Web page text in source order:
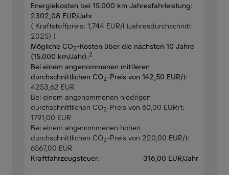
Energiekosten bei 15.000 km Jahresfahrleistung:
2302,08 EUR/Jahr
( Kraftstoffpreis: 1,744 EUR/l (Jahresdurchschnitt
2025) )
Mögliche CO2-Kosten über die nächsten 10 Jahre
(15.000 km/Jahr):2
Bei einem angenommenen mittleren
durchschnittlichen CO2-Preis von 142,50 EUR/t:
4253,62 EUR
Bei einem angenommenen niedrigen
durchschnittlichen CO2-Preis von 60,00 EUR/t:
1791,00 EUR
Bei einem angenommenen hohen
durchschnittlichen CO2-Preis von 220,00 EUR/t:
6567,00 EUR
Kraftfahrzeugsteuer:
316,00 EUR/Jahr